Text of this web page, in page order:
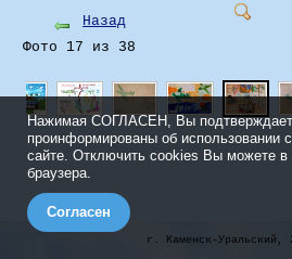
Назад
Фото 17 из 38
г. Каменск-Уральский,
Нажимая СОГЛАСЕН, Вы
проинформированы об использовании
сайте. Отключить cookies Вы можете в
браузера.
Согласен